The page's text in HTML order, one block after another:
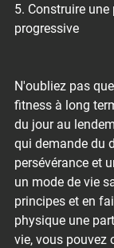
5. Construire une
progressive
N'oubliez pas
fitness à long
du jour au
qui demande du
persévérance et
un mode de vie
principes et en
physique une
vie, vous pouvez